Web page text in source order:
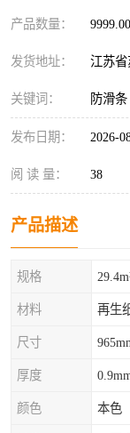
产品数量：
发货地址： 江苏
关键词： 防滑条
发布日期： 2026-
阅 读 量： 38
产品描述
规格
材料 再生
尺寸
厚度
颜色 本色